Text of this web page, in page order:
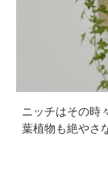
ニッチはその時
葉植物も絶やさ